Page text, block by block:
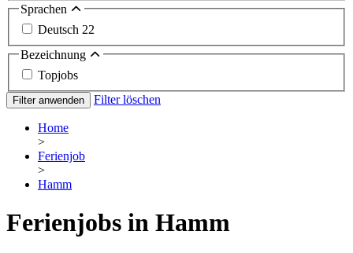
Sprachen
Deutsch 22
Bezeichnung
Topjobs
Filter anwenden Filter löschen
Home
>
Ferienjob
>
Hamm
Ferienjobs in Hamm